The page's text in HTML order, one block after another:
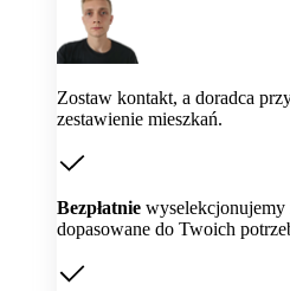
Zostaw kontakt, a doradca
zestawienie mieszkań.
Bezpłatnie wyselekcjonujemy
dopasowane do Twoich